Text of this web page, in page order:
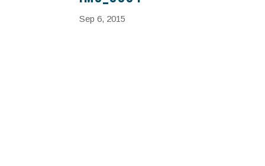
Sep 6, 2015